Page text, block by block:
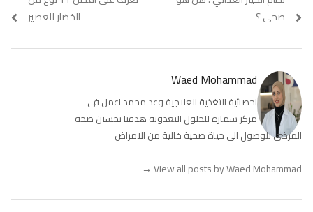
المقالات
post:
صحي ؟
الخضار للعصير
Waed Mohammad
اخصائية التغذية العلاجية وعد محمد اعمل في
مركز سمارة للحلول التغذوية هدفنا تحسين صحة
المرضى للوصول الى حياة صحية خالية من الامراض
View all posts by Waed Mohammad
→